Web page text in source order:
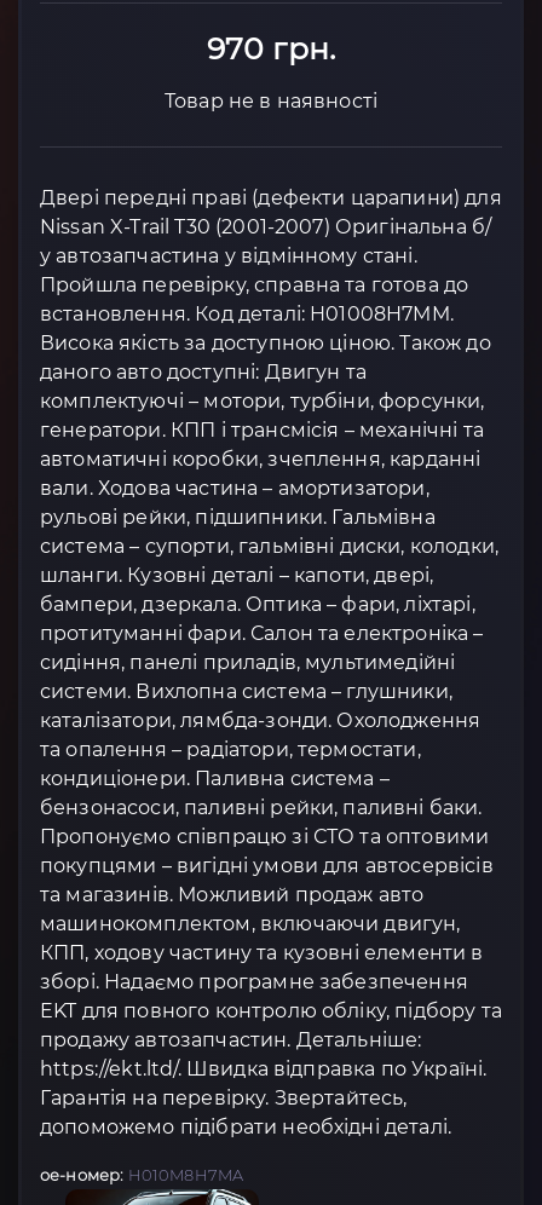
970 грн.
Товар не в наявності
Двері передні праві (дефекти царапини) для
Nissan X-Trail T30 (2001-2007) Оригінальна б/
у автозапчастина у відмінному стані.
Пройшла перевірку, справна та готова до
встановлення. Код деталі: H01008H7MM.
Висока якість за доступною ціною. Також до
даного авто доступні: Двигун та
комплектуючі – мотори, турбіни, форсунки,
генератори. КПП і трансмісія – механічні та
автоматичні коробки, зчеплення, карданні
вали. Ходова частина – амортизатори,
рульові рейки, підшипники. Гальмівна
система – супорти, гальмівні диски, колодки,
шланги. Кузовні деталі – капоти, двері,
бампери, дзеркала. Оптика – фари, ліхтарі,
протитуманні фари. Салон та електроніка –
сидіння, панелі приладів, мультимедійні
системи. Вихлопна система – глушники,
каталізатори, лямбда-зонди. Охолодження
та опалення – радіатори, термостати,
кондиціонери. Паливна система –
бензонасоси, паливні рейки, паливні баки.
Пропонуємо співпрацю зі СТО та оптовими
покупцями – вигідні умови для автосервісів
та магазинів. Можливий продаж авто
машинокомплектом, включаючи двигун,
КПП, ходову частину та кузовні елементи в
зборі. Надаємо програмне забезпечення
EKT для повного контролю обліку, підбору та
продажу автозапчастин. Детальніше:
https://ekt.ltd/. Швидка відправка по Україні.
Гарантія на перевірку. Звертайтесь,
допоможемо підібрати необхідні деталі.
oe-номер: H010M8H7MA